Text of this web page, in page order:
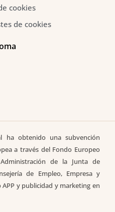
cookies
de cookies
ha obtenido una subvención
a través del Fondo Europeo
de la Junta de
de Empleo, Empresa y
y publicidad y marketing en